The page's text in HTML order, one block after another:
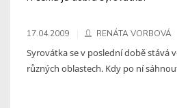
17.04.2009 RENÁTA VORBOVÁ
Syrovátka se v poslední době stává
různých oblastech. Kdy po ní